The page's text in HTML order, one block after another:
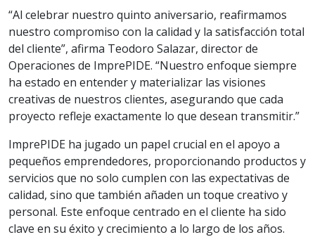
“Al celebrar nuestro quinto aniversario, reafirmamos
nuestro compromiso con la calidad y la satisfacción total
del cliente”, afirma Teodoro Salazar, director de
Operaciones de ImprePIDE. “Nuestro enfoque siempre
ha estado en entender y materializar las visiones
creativas de nuestros clientes, asegurando que cada
proyecto refleje exactamente lo que desean transmitir.”
ImprePIDE ha jugado un papel crucial en el apoyo a
pequeños emprendedores, proporcionando productos y
servicios que no solo cumplen con las expectativas de
calidad, sino que también añaden un toque creativo y
personal. Este enfoque centrado en el cliente ha sido
clave en su éxito y crecimiento a lo largo de los años.